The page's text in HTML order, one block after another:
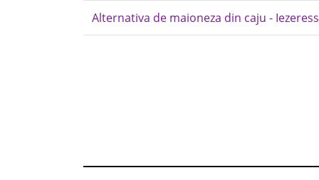
Alternativa de maioneza din caju - Iezeress